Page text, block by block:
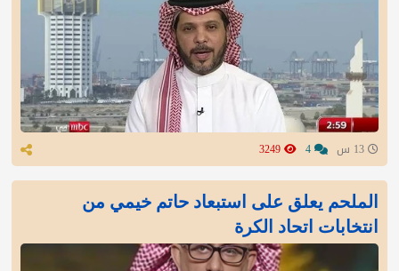
الملحم يعلق على استبعاد حاتم خيمي من
انتخابات اتحاد الكرة